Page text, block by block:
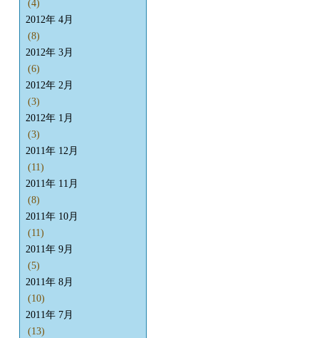
(4)
2012年 4月
(8)
2012年 3月
(6)
2012年 2月
(3)
2012年 1月
(3)
2011年 12月
(11)
2011年 11月
(8)
2011年 10月
(11)
2011年 9月
(5)
2011年 8月
(10)
2011年 7月
(13)